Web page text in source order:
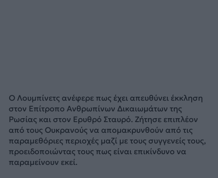
Ο Λουμπίνετς ανέφερε πως έχει απευθύνει έκκληση
στον Επίτροπο Ανθρωπίνων Δικαιωμάτων της
Ρωσίας και στον Ερυθρό Σταυρό. Ζήτησε επιπλέον
από τους Ουκρανούς να απομακρυνθούν από τις
παραμεθόριες περιοχές μαζί με τους συγγενείς τους,
προειδοποιώντας τους πως είναι επικίνδυνο να
παραμείνουν εκεί.